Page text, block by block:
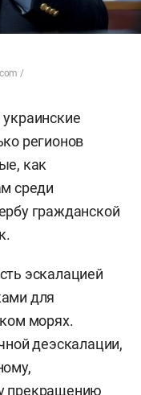
/
регионов
как
среди
гражданской
эскалацией
для
морях.
деэскалации,
прекращению